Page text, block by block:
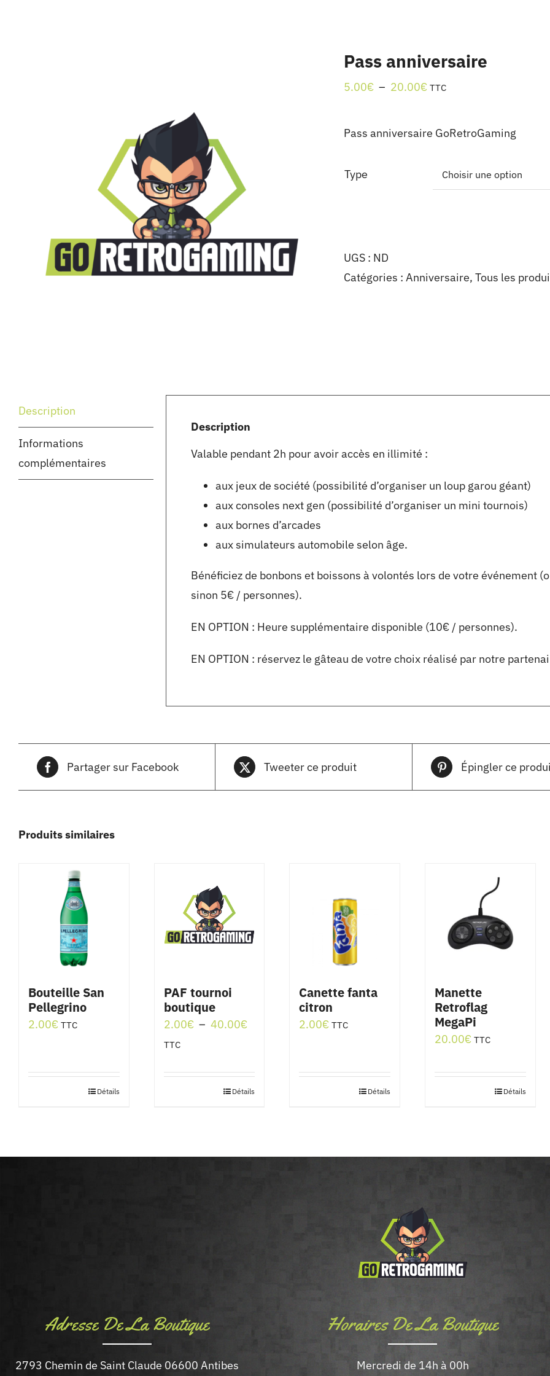
Pass anniversaire
5.00€ – 20.00€Plage
prix :
TTC
Pass anniversaire GoRetroGaming
Type
UGS : ND
Catégories : Anniversaire, Tous les
Description
Informations
complémentaires
Description
Valable pendant 2h pour avoir accès en illimité :
aux jeux de société (possibilité d’organiser un loup garou géant)
aux consoles next gen (possibilité d’organiser un mini tournois)
aux bornes d’arcades
aux simulateurs automobile selon âge.
Bénéficiez de bonbons et boissons à volontés lors de votre événement
sinon 5€ / personnes).
EN OPTION : Heure supplémentaire disponible (10€ / personnes).
EN OPTION : réservez le gâteau de votre choix réalisé par notre
Partager sur Facebook Tweeter ce produit Épingler ce
Produits similaires
Bouteille San
Pellegrino
2.00€ TTC
Détails
PAF tournoi
boutique
2.00€ – 40.00€Plage
TTC
plusieurs
page
produit
Détails
Canette fanta
citron
2.00€ TTC
Détails
Manette
Retroflag
MegaPi
20.00€ TTC
Détails
Adresse De La Boutique
2793 Chemin de Saint Claude 06600 Antibes
Horaires De La Boutique
Mercredi de 14h à 00h